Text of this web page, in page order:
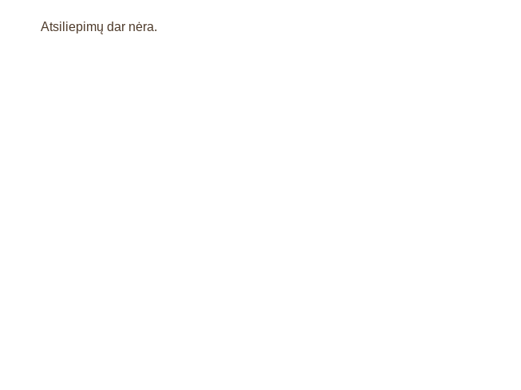
Atsiliepimų dar nėra.